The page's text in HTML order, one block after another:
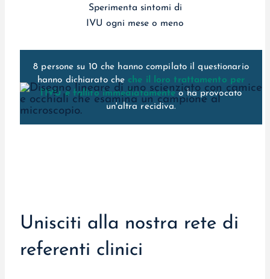
Sperimenta sintomi di
IVU ogni mese o meno
8 persone su 10 che hanno compilato il questionario
hanno dichiarato che che il loro trattamento per
l'IVU è fallito immediatamenteo ha provocato
un'altra recidiva.
Unisciti alla nostra rete di
referenti clinici